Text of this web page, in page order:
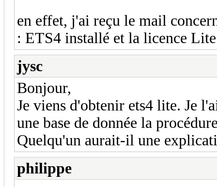
en effet, j'ai reçu le mail
: ETS4 installé et la licence
jysc
Bonjour,
Je viens d'obtenir ets4 lite. Je
une base de donnée la
Quelqu'un aurait-il une
philippe